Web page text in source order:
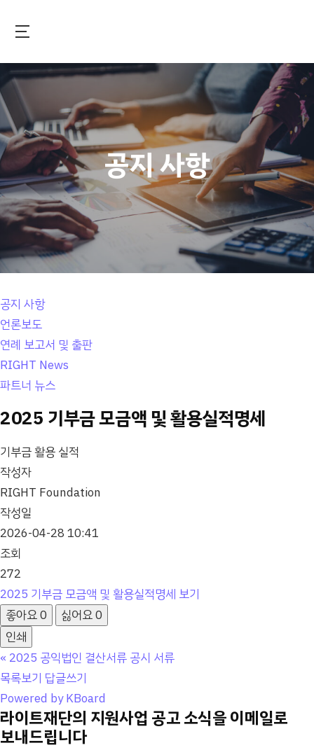
content
국제보건기술연구기금
공지 사항
공지 사항
언론보도
연례 보고서 및 출판
RIGHT News
파트너 뉴스
2025 기부금 모금액 및 활용실적명세
기부금 활용 실적
작성자
RIGHT Foundation
작성일
2026-04-28 10:41
조회
272
2025 기부금 모금액 및 활용실적명세 보기
좋아요0 싫어요0
인쇄
« 2025 공익법인 결산서류 공시 서류
목록보기 답글쓰기
Powered by KBoard
라이트재단의 지원사업 공고 소식을 이메일로
보내드립니다